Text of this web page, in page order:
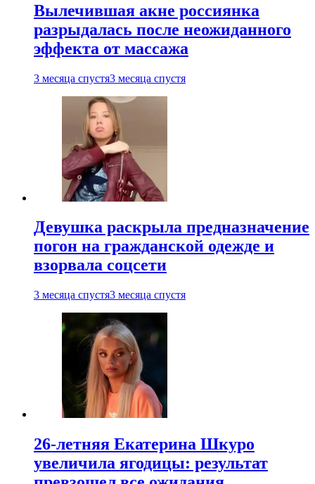
Вылечившая акне россиянка
разрыдалась после неожиданного
эффекта от массажа
3 месяца спустя3 месяца спустя
Девушка раскрыла предназначение
погон на гражданской одежде и
взорвала соцсети
3 месяца спустя3 месяца спустя
26-летняя Екатерина Шкуро
увеличила ягодицы: результат